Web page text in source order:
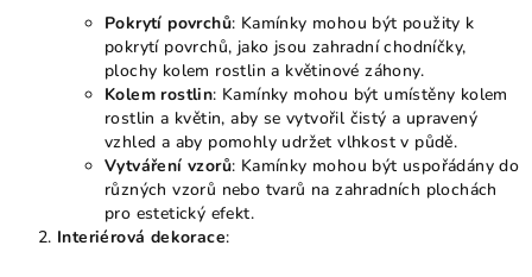
Pokrytí povrchů: Kamínky mohou být použity k
pokrytí povrchů, jako jsou zahradní chodníčky,
plochy kolem rostlin a květinové záhony.
Kolem rostlin: Kamínky mohou být umístěny kolem
rostlin a květin, aby se vytvořil čistý a upravený
vzhled a aby pomohly udržet vlhkost v půdě.
Vytváření vzorů: Kamínky mohou být uspořádány do
různých vzorů nebo tvarů na zahradních plochách
pro estetický efekt.
Interiérová dekorace: